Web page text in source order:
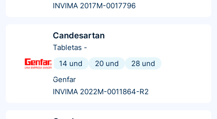
INVIMA 2017M-0017796
Candesartan
Tabletas -
14 und
20 und
28 und
Genfar
INVIMA 2022M-0011864-R2